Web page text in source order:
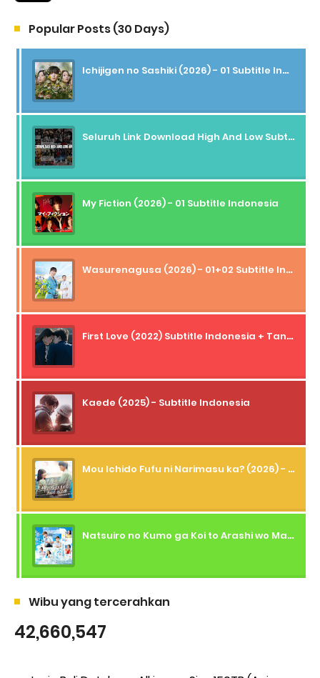
Popular Posts (30 Days)
Ichijigen no Sashiki (2026) - 01 Subtitle Indonesia
Seluruh Link Download High And Low Subtitle Indonesia
My Fiction (2026) - 01 Subtitle Indonesia
Wasurenagusa (2026) - 01+02 Subtitle Indonesia
First Love (2022) Subtitle Indonesia + Tanpa Iklan + Streaming + 1080p
Kaede (2025) - Subtitle Indonesia
Mou Ichido Fufu ni Narimasu ka? (2026) - 01 Subtitle Indonesia
Natsuiro no Kumo ga Koi to Arashi wo Makiokosu (2026) - 01 Subtitle Indonesia
Wibu yang tercerahkan
42,660,547